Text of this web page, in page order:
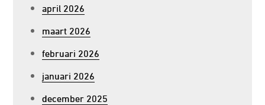
april 2026
maart 2026
februari 2026
januari 2026
december 2025